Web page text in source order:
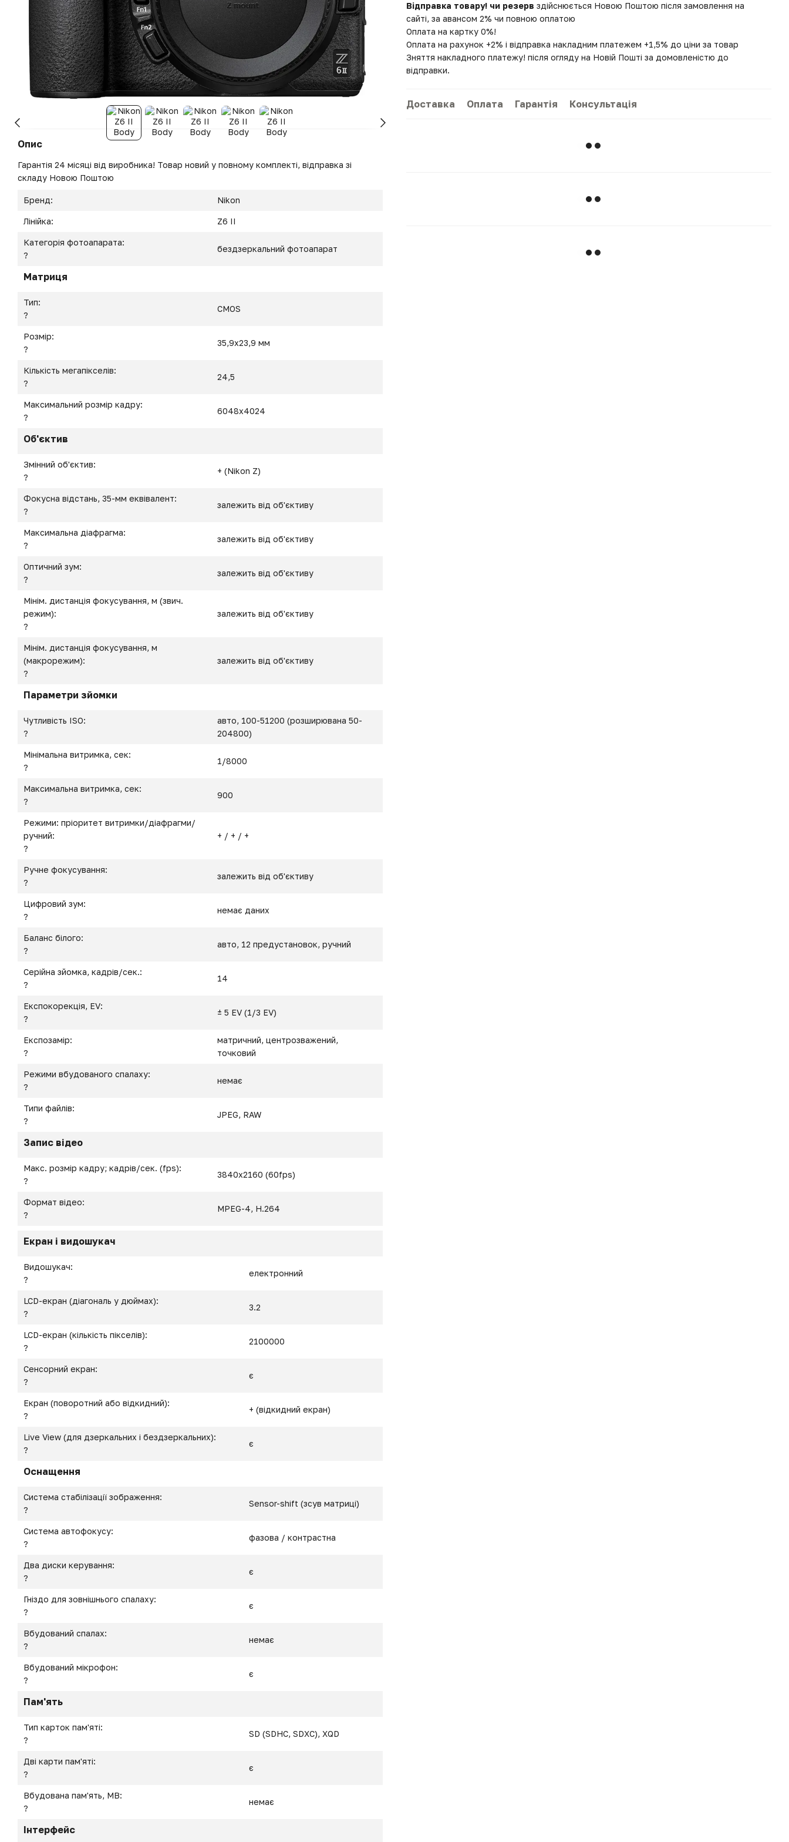
Опис
Гарантія 24 місяці від виробника! Товар новий у повному комплекті, відправка зі
складу Новою Поштою
Бренд: Nikon
Лінійка: Z6 II
Категорія фотоапарата:
?
бездзеркальний фотоапарат
Матриця
Тип:
?
CMOS
Розмір:
?
35,9x23,9 мм
Кількість мегапікселів:
?
24,5
Максимальний розмір кадру:
?
6048x4024
Об'єктив
Змінний об'єктив:
?
+ (Nikon Z)
Фокусна відстань, 35-мм еквівалент:
?
залежить від об'єктиву
Максимальна діафрагма:
?
залежить від об'єктиву
Оптичний зум:
?
залежить від об'єктиву
Мінім. дистанція фокусування, м (звич.
режим):
?
залежить від об'єктиву
Мінім. дистанція фокусування, м
(макрорежим):
?
залежить від об'єктиву
Параметри зйомки
Чутливість ISO:
?
авто, 100-51200 (розширювана 50-
204800)
Мінімальна витримка, сек:
?
1/8000
Максимальна витримка, сек:
?
900
Режими: пріоритет витримки/діафрагми/
ручний:
?
+ / + / +
Ручне фокусування:
?
залежить від об'єктиву
Цифровий зум:
?
немає даних
Баланс білого:
?
авто, 12 предустановок, ручний
Серійна зйомка, кадрів/сек.:
?
14
Експокорекція, EV:
?
± 5 EV (1/3 EV)
Експозамір:
?
матричний, центрозважений,
точковий
Режими вбудованого спалаху:
?
немає
Типи файлів:
?
JPEG, RAW
Запис відео
Макс. розмір кадру; кадрів/сек. (fps):
?
3840x2160 (60fps)
Формат відео:
?
MPEG-4, H.264
Екран і видошукач
Видошукач:
?
електронний
LCD-екран (діагональ у дюймах):
?
3.2
LCD-екран (кількість пікселів):
?
2100000
Сенсорний екран:
?
є
Екран (поворотний або відкидний):
?
+ (відкидний екран)
Live View (для дзеркальних і бездзеркальних):
?
є
Оснащення
Система стабілізації зображення:
?
Sensor-shift (зсув матриці)
Система автофокусу:
?
фазова / контрастна
Два диски керування:
?
є
Гніздо для зовнішнього спалаху:
?
є
Вбудований спалах:
?
немає
Вбудований мікрофон:
?
є
Пам'ять
Тип карток пам'яті:
?
SD (SDHC, SDXC), XQD
Дві карти пам'яті:
?
є
Вбудована пам'ять, MB:
?
немає
Інтерфейс
Відправка товару! чи резерв здійснюється Новою Поштою після замовлення на
сайті, за авансом 2% чи повною оплатою
Оплата на картку 0%!
Оплата на рахунок +2% і відправка накладним платежем +1,5% до ціни за товар
Зняття накладного платежу! після огляду на Новій Пошті за домовленістю до
відправки.
Доставка Оплата Гарантія Консультація